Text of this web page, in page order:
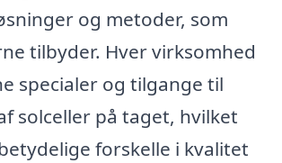
og metoder, som
tilbyder. Hver virksomhed
specialer og tilgange til
solceller på taget, hvilket
forskelle i kvalitet